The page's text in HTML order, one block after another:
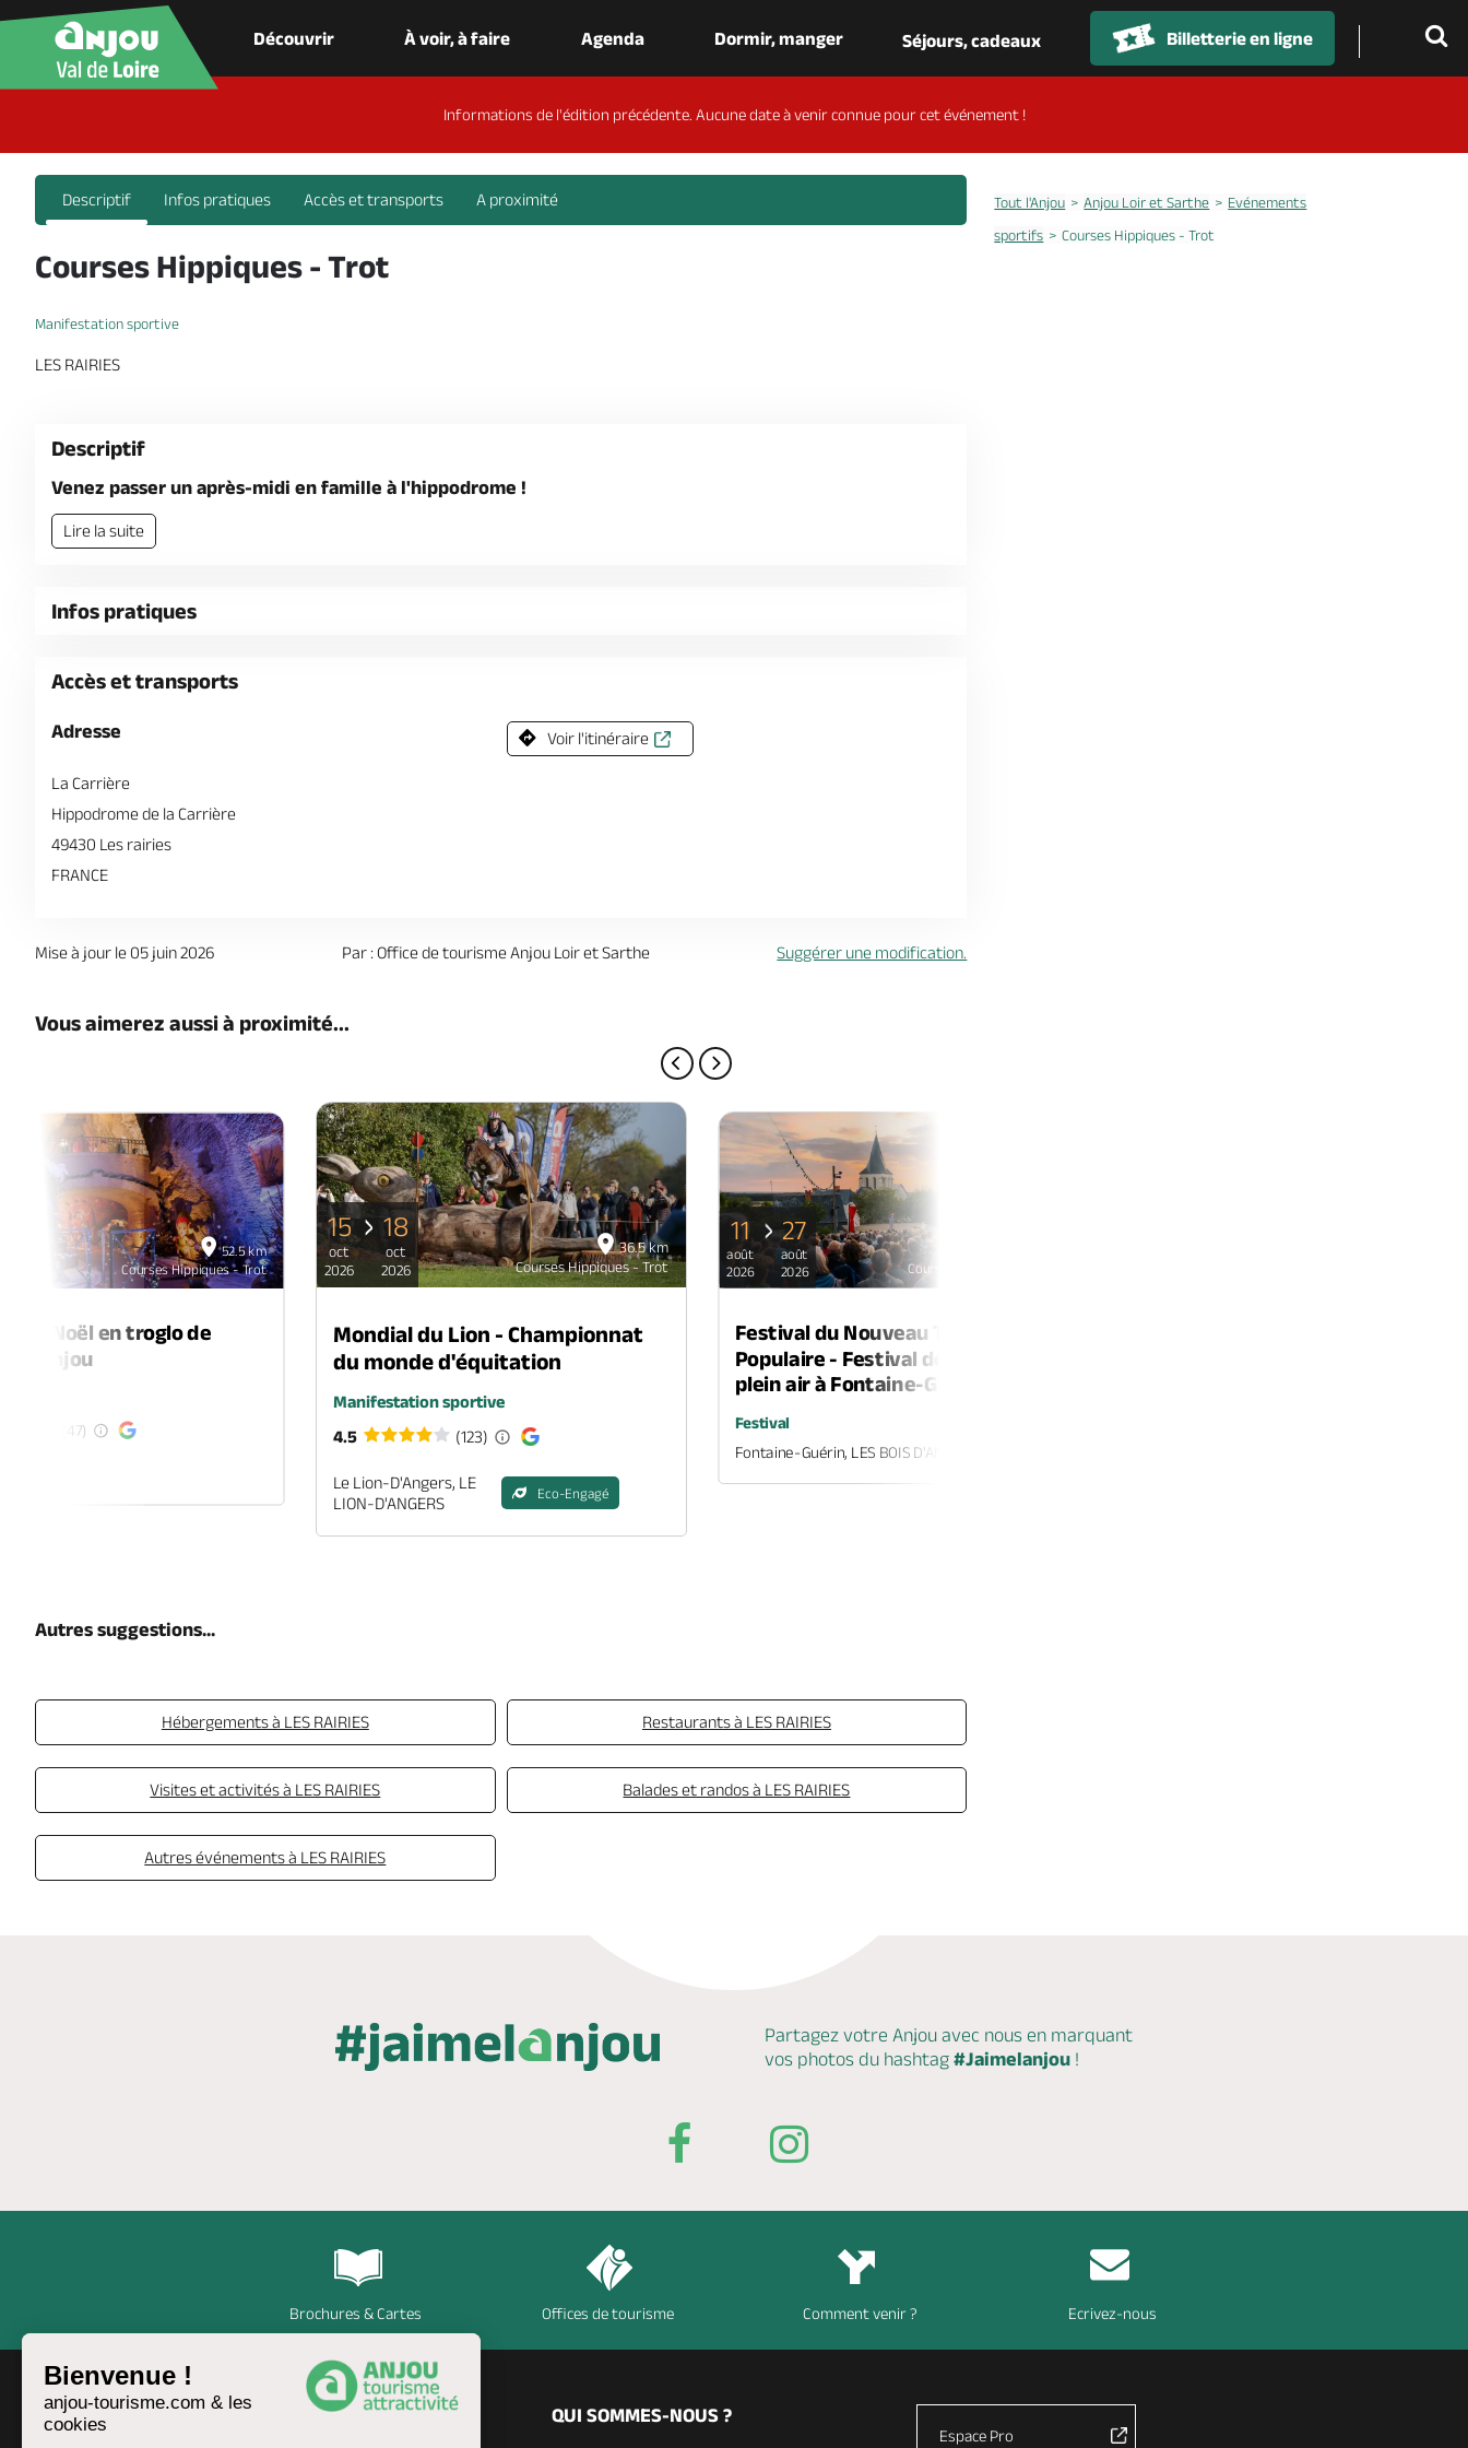
Bienvenue !
anjou-tourisme.com & les
cookies
Découvrir À voir, à faire Agenda Dormir, manger Séjours, cadeaux Billetterie en ligne
Informations de l'édition précédente. Aucune date à venir connue pour cet événement !
Descriptif Infos pratiques Accès et transports A proximité
Courses Hippiques - Trot
Manifestation sportive
LES RAIRIES
Descriptif
Venez passer un après-midi en famille à l'hippodrome !
Lire la suite
Infos pratiques
Accès et transports
Adresse
La Carrière
Hippodrome de la Carrière
49430 Les rairies
FRANCE
Voir l'itinéraire
Mise à jour le 05 juin 2026 Par : Office de tourisme Anjou Loir et Sarthe Suggérer une modification.
Vous aimerez aussi à proximité...
52.5 km
Courses Hippiques - Trot
de Noël en troglo de
en-Anjou
(47)
36.5 km
Courses Hippiques - Trot
15
oct
2026
18
oct
2026
Mondial du Lion - Championnat
du monde d'équitation
Manifestation sportive
4.5
(123)
Le Lion-D'Angers, LE
LION-D'ANGERS
Eco-Engagé
Courses Hippiques - Trot
11
août
2026
27
août
2026
Festival du Nouveau Théâtre
Populaire - Festival de théâtre en
plein air à Fontaine-Guérin
Festival
Fontaine-Guérin, LES BOIS D'ANJOU
Autres suggestions...
Hébergements à LES RAIRIES Restaurants à LES RAIRIES
Visites et activités à LES RAIRIES Balades et randos à LES RAIRIES
Autres événements à LES RAIRIES
Tout l'Anjou Anjou Loir et Sarthe
Evénements
sportifs
Courses Hippiques - Trot
Partagez votre Anjou avec nous en marquant
vos photos du hashtag #Jaimelanjou !
Brochures & Cartes Offices de tourisme Comment venir ? Ecrivez-nous
QUI SOMMES-NOUS ?
Espace Pro